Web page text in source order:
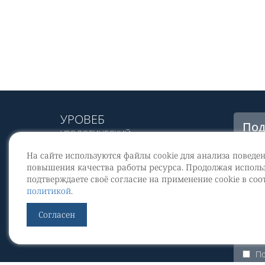
На сайте используются файлы cookie для анализа
повышения качества работы ресурса. Продолжая
подтверждаете своё согласие на применение cookie в
политикой.
Согласен
УРОВЕБ
УРОЛОГИЧЕСКИЙ
© 2002 - 2026
МЕДИАКИТ 2023